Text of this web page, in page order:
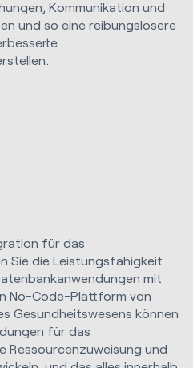
Kommunikation und
und so eine reibungslosere
für das
Sie die Leistungsfähigkeit
mit
No-Code-Plattform von
Gesundheitswesens können
für das
Ressourcenzuweisung und